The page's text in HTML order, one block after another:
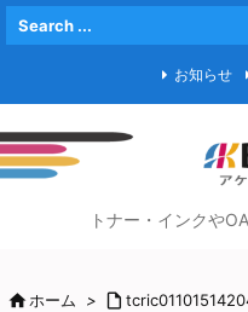
お知らせ
トナー・インクや
ホーム > 